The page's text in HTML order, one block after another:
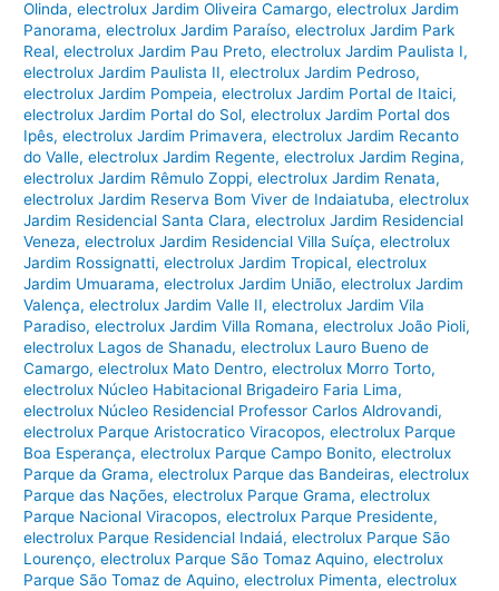
Olinda,electrolux Jardim Oliveira Camargo,electrolux Jardim
Panorama,electrolux Jardim Paraíso,electrolux Jardim Park
Real,electrolux Jardim Pau Preto,electrolux Jardim Paulista I,
electrolux Jardim Paulista II,electrolux Jardim Pedroso,
electrolux Jardim Pompeia,electrolux Jardim Portal de Itaici,
electrolux Jardim Portal do Sol,electrolux Jardim Portal dos
Ipês,electrolux Jardim Primavera,electrolux Jardim Recanto
do Valle,electrolux Jardim Regente,electrolux Jardim Regina,
electrolux Jardim Rêmulo Zoppi,electrolux Jardim Renata,
electrolux Jardim Reserva Bom Viver de Indaiatuba,electrolux
Jardim Residencial Santa Clara,electrolux Jardim Residencial
Veneza,electrolux Jardim Residencial Villa Suíça,electrolux
Jardim Rossignatti,electrolux Jardim Tropical,electrolux
Jardim Umuarama,electrolux Jardim União,electrolux Jardim
Valença,electrolux Jardim Valle II,electrolux Jardim Vila
Paradiso,electrolux Jardim Villa Romana,electrolux João Pioli,
electrolux Lagos de Shanadu,electrolux Lauro Bueno de
Camargo,electrolux Mato Dentro,electrolux Morro Torto,
electrolux Núcleo Habitacional Brigadeiro Faria Lima,
electrolux Núcleo Residencial Professor Carlos Aldrovandi,
electrolux Parque Aristocratico Viracopos,electrolux Parque
Boa Esperança,electrolux Parque Campo Bonito,electrolux
Parque da Grama,electrolux Parque das Bandeiras,electrolux
Parque das Nações,electrolux Parque Grama,electrolux
Parque Nacional Viracopos,electrolux Parque Presidente,
electrolux Parque Residencial Indaiá,electrolux Parque São
Lourenço,electrolux Parque São Tomaz Aquino,electrolux
Parque São Tomaz de Aquino,electrolux Pimenta,electrolux